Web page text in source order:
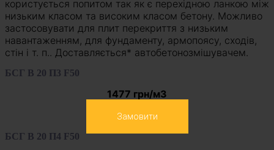
користується попитом так як є перехідною ланкою між
низьким класом та високим класом бетону. Можливо
застосовувати для плит перекриття з низьким
навантаженням, для фундаменту, армопоясу, сходів,
стін і т. п.. Доставляється* автобетонозмішувачем.
БСГ В 20 П3 F50
1477 грн/м3
Замовити
БСГ В 20 П4 F50